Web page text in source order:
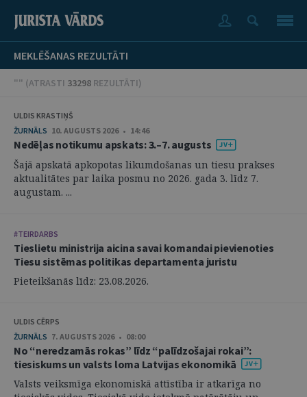
MEKLĒŠANAS REZULTĀTI
"" (ATRASTI 33298 REZULTĀTI)
ULDIS KRASTIŅŠ
ŽURNĀLS 10. AUGUSTS 2026 • 14:46
Nedēļas notikumu apskats: 3.–7. augusts
Šajā apskatā apkopotas likumdošanas un tiesu prakses
aktualitātes par laika posmu no 2026. gada 3. līdz 7.
augustam. ...
#TEIRDARBS
Tieslietu ministrija aicina savai komandai pievienoties
Tiesu sistēmas politikas departamenta juristu
Pieteikšanās līdz: 23.08.2026.
ULDIS CĒRPS
ŽURNĀLS 7. AUGUSTS 2026 • 08:00
No “neredzamās rokas” līdz “palīdzošajai rokai”:
tiesiskums un valsts loma Latvijas ekonomikā
Valsts veiksmīga ekonomiskā attīstība ir atkarīga no